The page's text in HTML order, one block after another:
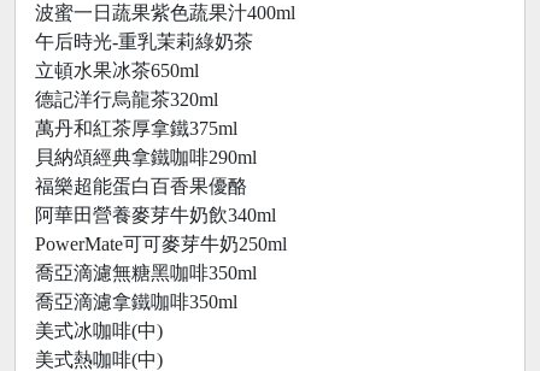
波蜜一日蔬果紫色蔬果汁400ml
午后時光-重乳茉莉綠奶茶
立頓水果冰茶650ml
德記洋行烏龍茶320ml
萬丹和紅茶厚拿鐵375ml
貝納頌經典拿鐵咖啡290ml
福樂超能蛋白百香果優酪
阿華田營養麥芽牛奶飲340ml
PowerMate可可麥芽牛奶250ml
喬亞滴濾無糖黑咖啡350ml
喬亞滴濾拿鐵咖啡350ml
美式冰咖啡(中)
美式熱咖啡(中)